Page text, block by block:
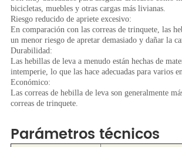
bicicletas, muebles y otras cargas más livianas.
Riesgo reducido de apriete excesivo:
En comparación con las correas de trinquete, las
un menor riesgo de apretar demasiado y dañar la
Durabilidad:
Las hebillas de leva a menudo están hechas de
intemperie, lo que las hace adecuadas para varios
Económico:
Las correas de hebilla de leva son generalmente
correas de trinquete.
Parámetros técnicos